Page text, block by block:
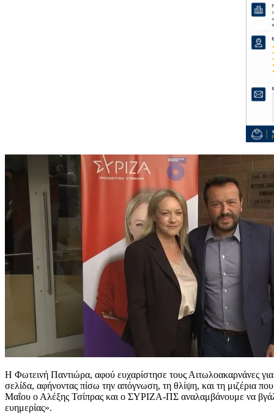
Η Φωτεινή Παντιώρα, αφού ευχαρίστησε τους Αιτωλοακαρνάνες
σελίδα, αφήνοντας πίσω την απόγνωση, τη θλίψη, και τη μιζέρια
Μαΐου ο Αλέξης Τσίπρας και ο ΣΥΡΙΖΑ-ΠΣ αναλαμβάνουμε να
ευημερίας».